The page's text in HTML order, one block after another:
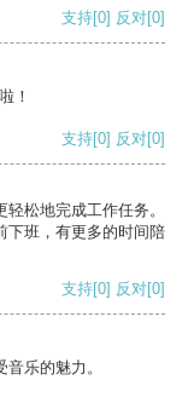
支持[0] 反对[0]
！
支持[0] 反对[0]
松地完成工作任务。
下班，有更多的时间陪
支持[0] 反对[0]
乐的魅力。